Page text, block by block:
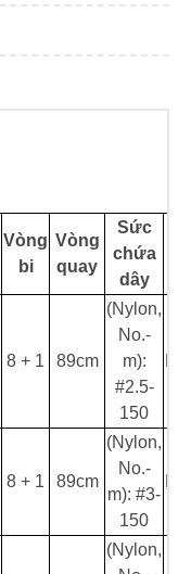
Vòng
bi
Vòng
quay
Sức
chứa
dây
8 + 1 89cm
(Nylon,
No.-
m):
#2.5-
150
8 + 1 89cm
(Nylon,
No.-
m): #3-
150
(Nylon,